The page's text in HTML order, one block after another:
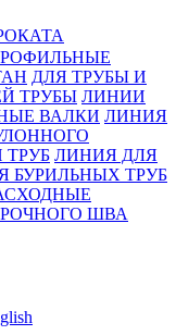
ДЛЯ ТРУБЫ И
ТРУБЫ ЛИНИИ
ВАЛКИ ЛИНИЯ
ТРУБ ЛИНИЯ ДЛЯ
БУРИЛЬНЫХ ТРУБ
ШВА